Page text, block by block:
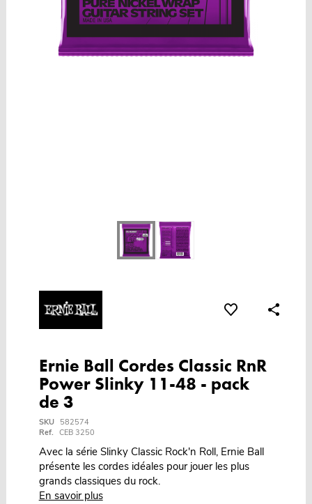
Ernie Ball Cordes Classic RnR
Power Slinky 11-48 - pack
de 3
SKU
582574
Ref. CEB 3250
Avec la série Slinky Classic Rock'n Roll, Ernie Ball
présente les cordes idéales pour jouer les plus
grands classiques du rock.
En savoir plus